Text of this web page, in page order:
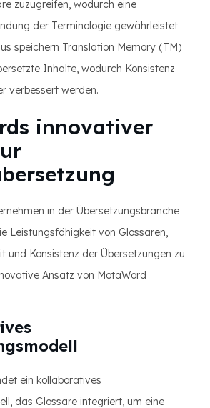
zuzugreifen, wodurch eine
der Terminologie gewährleistet
speichern Translation Memory (TM)
Inhalte, wodurch Konsistenz
verbessert werden.
innovativer
in der Übersetzungsbranche
Leistungsfähigkeit von Glossaren,
und Konsistenz der Übersetzungen zu
Ansatz von MotaWord
ein kollaboratives
das Glossare integriert, um eine